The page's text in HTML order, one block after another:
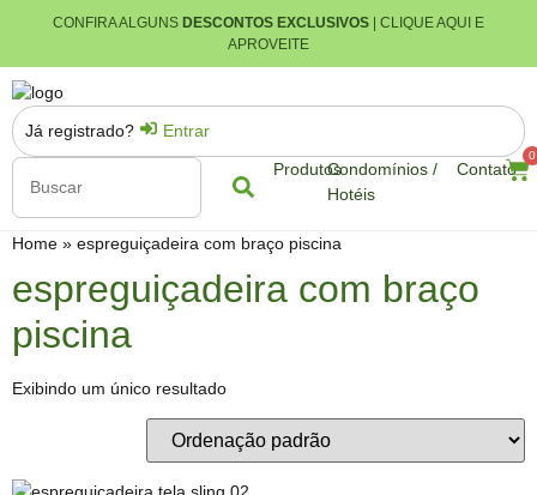
CONFIRA ALGUNS DESCONTOS EXCLUSIVOS | CLIQUE AQUI E
APROVEITE
ProdutosCondomínios /
Hotéis
Contato
0
Já registrado? Entrar
Home » espreguiçadeira com braço piscina
espreguiçadeira com braço
piscina
Exibindo um único resultado